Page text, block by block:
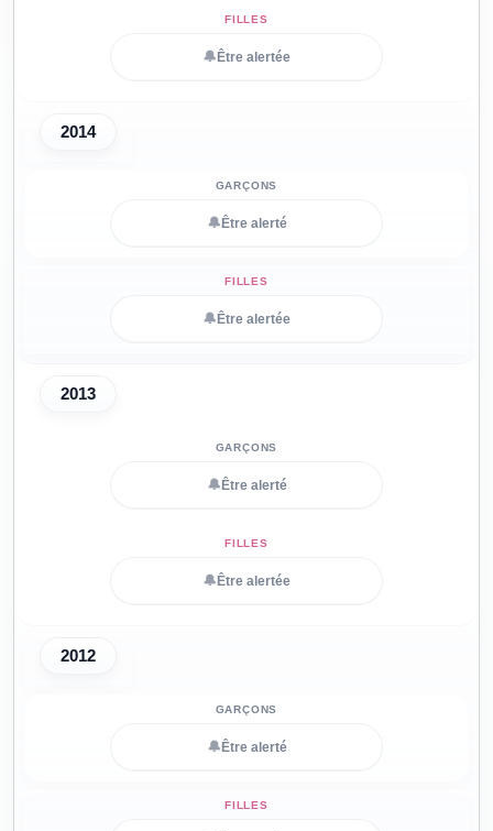
🔔 Être alertée
2014
🔔 Être alerté
🔔 Être alertée
2013
🔔 Être alerté
🔔 Être alertée
2012
🔔 Être alerté